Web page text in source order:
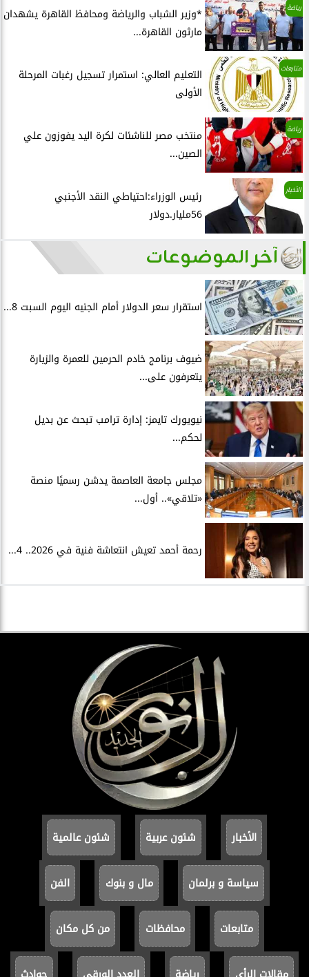
رياضة
*وزير الشباب والرياضة ومحافظ القاهرة يشهدان
مارثون القاهرة...
متابعات
التعليم العالي: استمرار تسجيل رغبات المرحلة
الأولى
رياضة
منتخب مصر للناشئات لكرة اليد يفوزون علي
الصين...
الأخبار
رئيس الوزراء:احتياطي النقد الأجنبي
56مليار.دولار
آخر الموضوعات
استقرار سعر الدولار أمام الجنيه اليوم السبت 8...
ضيوف برنامج خادم الحرمين للعمرة والزيارة
يتعرفون على...
نيويورك تايمز: إدارة ترامب تبحث عن بديل
لحكم...
مجلس جامعة العاصمة يدشن رسميًا منصة
«تلاقي».. أول...
رحمة أحمد تعيش انتعاشة فنية في 2026.. 4...
الأخبار شئون عربية شئون عالمية
سياسة و برلمان مال و بنوك الفن
متابعات محافظات من كل مكان